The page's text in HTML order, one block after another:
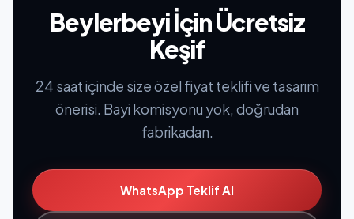
Beylerbeyi İçin Ücretsiz
Keşif
24 saat içinde size özel fiyat teklifi ve tasarım
önerisi. Bayi komisyonu yok, doğrudan
fabrikadan.
WhatsApp Teklif Al